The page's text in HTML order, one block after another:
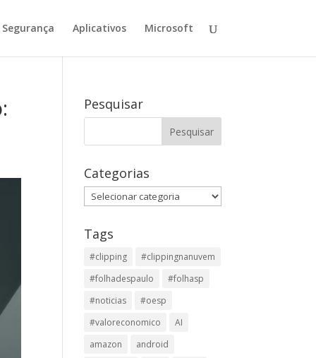
Segurança Aplicativos Microsoft
Pesquisar
Categorias
Categorias
Tags
#clipping
#clippingnanuvem
#folhadespaulo
#folhasp
#noticias
#oesp
#valoreconomico
AI
amazon
android